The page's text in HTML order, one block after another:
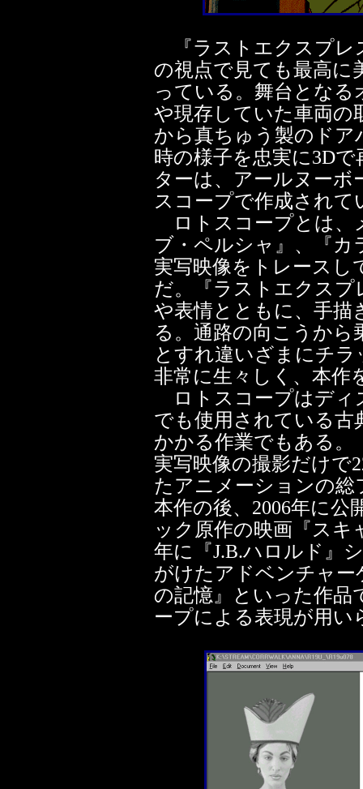
『ラストエクスプレ
の視点で見ても最高に
っている。舞台となる
や現存していた車両の
から真ちゅう製のドア
時の様子を忠実に3D
ターは、アールヌーボ
スコープで作成されて
ロトスコープとは、
ブ・ペルシャ』、『カ
実写映像をトレースし
だ。『ラストエクスプ
や表情とともに、手描
る。通路の向こうか
とすれ違いざまにチ
非常に生々しく、本作
ロトスコープはディ
でも使用されている古
かかる作業でもある
実写映像の撮影だけで
たアニメーションの総
本作の後、2006年に
ック原作の映画『スキ
年に『J.B.ハロルド』
がけたアドベンチャ
の記憶』といった作品
ープによる表現が用い